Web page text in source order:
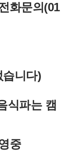
화문의(01
습니다)
식파는 캠
중